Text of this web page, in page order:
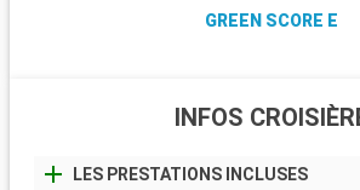
GREEN SCORE E
INFOS
LES PRESTATIONS INCLUSES